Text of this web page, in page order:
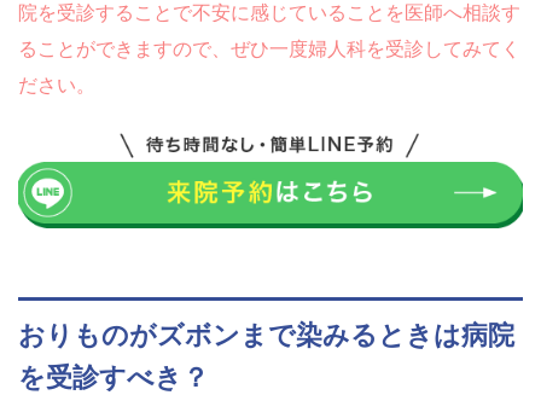
院を受診することで不安に感じていることを医師へ相談す
ることができますので、ぜひ一度婦人科を受診してみてく
ださい。
おりものがズボンまで染みるときは病院
を受診すべき？